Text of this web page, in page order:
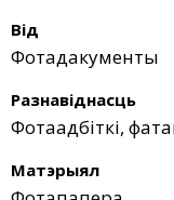
Від
Фотадакументы
Разнавіднасць
Фотаадбіткі,
Матэрыял